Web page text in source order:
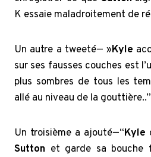
K essaie maladroitement de
Un autre a tweeté— »Kyle
sur ses fausses couches est
plus sombres de tous les
allé au niveau de la gouttière..”
Un troisième a ajouté—“Kyle
Sutton et garde sa bouche